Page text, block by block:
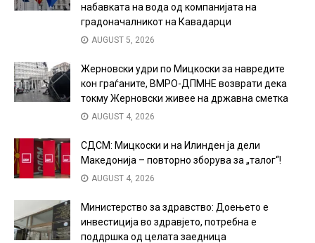
набавката на вода од компанијата на
градоначалникот на Кавадарци
AUGUST 5, 2026
Жерновски удри по Мицкоски за навредите
кон граѓаните, ВМРО-ДПМНЕ возврати дека
токму Жерновски живее на државна сметка
AUGUST 4, 2026
СДСМ: Мицкоски и на Илинден ја дели
Македонија – повторно зборува за „талог“!
AUGUST 4, 2026
Министерство за здравство: Доењето е
инвестиција во здравјето, потребна е
поддршка од целата заедница